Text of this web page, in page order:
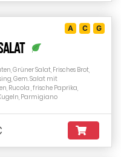
A C G
Grüner Salat, Frisches Brot,
Gem. Salat mit
Rucola , frische Paprika,
Parmigiano